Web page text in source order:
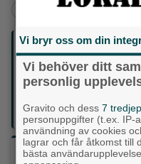
Alingsås + Sport +
Följ oss på sociala
Din enda lokaltidning
Lokalpressen, på
Vilket parti skulle
Vi bryr oss om din
Vi behöver ditt
personlig
Gravito och dess7
personuppgifter (t.ex. IP-
användning av cookies
lagrar och får åtkomst till
bästa